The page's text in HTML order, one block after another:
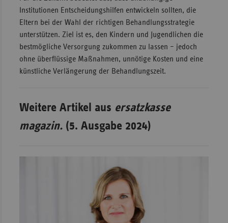
Institutionen Entscheidungshilfen entwickeln sollten, die
Eltern bei der Wahl der richtigen Behandlungsstrategie
unterstützen. Ziel ist es, den Kindern und Jugendlichen die
bestmögliche Versorgung zukommen zu lassen – jedoch
ohne überflüssige Maßnahmen, unnötige Kosten und eine
künstliche Verlängerung der Behandlungszeit.
Weitere Artikel aus ersatzkasse
magazin.(5. Ausgabe 2024)